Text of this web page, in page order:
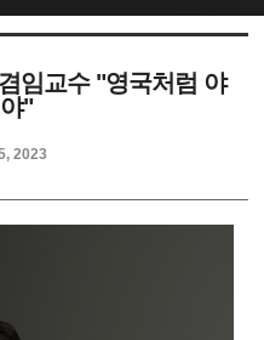
임교수 "영국처럼 야
"
2023
치북5